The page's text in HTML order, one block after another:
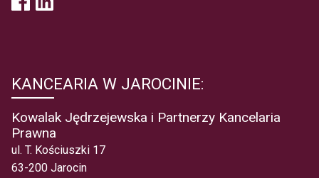
KANCEARIA W JAROCINIE:
Kowalak Jędrzejewska i Partnerzy Kancelaria
Prawna
ul. T. Kościuszki 17
63-200 Jarocin